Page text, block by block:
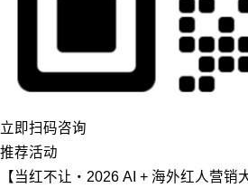
立即扫码咨询
推荐活动
【当红不让・2026 AI + 海外红人营销